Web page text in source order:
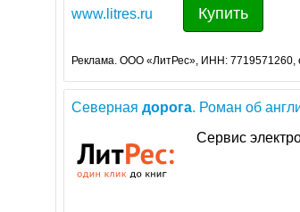
www.litres.ru Купить
Реклама. ООО «ЛитРес», ИНН: 7719571260,
Северная дорога. Роман об
Сервис